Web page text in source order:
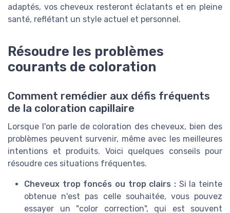
adaptés, vos cheveux resteront éclatants et en pleine
santé, reflétant un style actuel et personnel.
Résoudre les problèmes
courants de coloration
Comment remédier aux défis fréquents
de la coloration capillaire
Lorsque l'on parle de coloration des cheveux, bien des
problèmes peuvent survenir, même avec les meilleures
intentions et produits. Voici quelques conseils pour
résoudre ces situations fréquentes.
Cheveux trop foncés ou trop clairs : Si la teinte
obtenue n'est pas celle souhaitée, vous pouvez
essayer un "color correction", qui est souvent